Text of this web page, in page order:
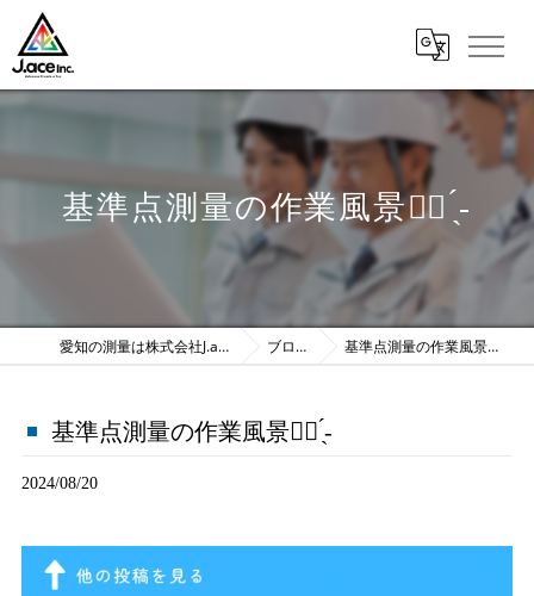
基準点測量の作業風景✊🏻‪ ̖́-‬
愛知の測量は株式会社J.ace ブログ 基準点測量の作業風景✊🏻‪ ̖́-‬
基準点測量の作業風景✊🏻‪ ̖́-‬
2024/08/20